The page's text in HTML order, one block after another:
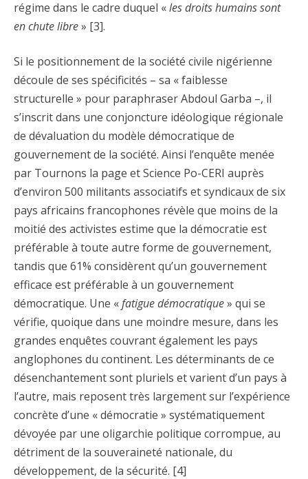
régime dans le cadre duquel «les droits humains sont
en chute libre» [3].
Si le positionnement de la société civile nigérienne
découle de ses spécificités – sa « faiblesse
structurelle » pour paraphraser Abdoul Garba –, il
s’inscrit dans une conjoncture idéologique régionale
de dévaluation du modèle démocratique de
gouvernement de la société. Ainsi l’enquête menée
par Tournons la page et Science Po-CERI auprès
d’environ 500 militants associatifs et syndicaux de six
pays africains francophones révèle que moins de la
moitié des activistes estime que la démocratie est
préférable à toute autre forme de gouvernement,
tandis que 61% considèrent qu’un gouvernement
efficace est préférable à un gouvernement
démocratique. Une «fatigue démocratique» qui se
vérifie, quoique dans une moindre mesure, dans les
grandes enquêtes couvrant également les pays
anglophones du continent. Les déterminants de ce
désenchantement sont pluriels et varient d’un pays à
l’autre, mais reposent très largement sur l’expérience
concrète d’une « démocratie » systématiquement
dévoyée par une oligarchie politique corrompue, au
détriment de la souveraineté nationale, du
développement, de la sécurité. [4]